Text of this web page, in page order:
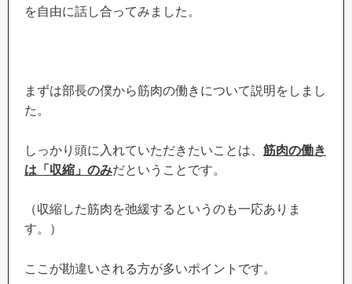
を自由に話し合ってみました。
まずは部長の僕から筋肉の働きについて説明をしまし
た。
しっかり頭に入れていただきたいことは、 筋肉の働き
は「収縮」のみだということです。
（収縮した筋肉を弛緩するというのも一応ありま
す。）
ここが勘違いされる方が多いポイントです。